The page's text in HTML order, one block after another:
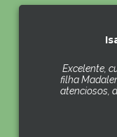
Excelente,
filha
atenciosos,